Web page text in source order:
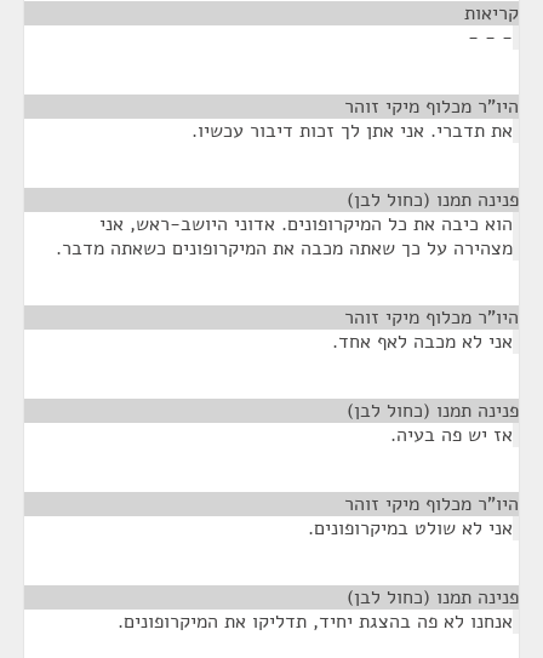
קריאות
- - -
היו"ר מכלוף מיקי זוהר
את תדברי. אני אתן לך זכות דיבור עכשיו.
פנינה תמנו (כחול לבן)
הוא כיבה את כל המיקרופונים. אדוני היושב-ראש, אני
מצהירה על כך שאתה מכבה את המיקרופונים כשאתה מדבר.
היו"ר מכלוף מיקי זוהר
אני לא מכבה לאף אחד.
פנינה תמנו (כחול לבן)
אז יש פה בעיה.
היו"ר מכלוף מיקי זוהר
אני לא שולט במיקרופונים.
פנינה תמנו (כחול לבן)
אנחנו לא פה בהצגת יחיד, תדליקו את המיקרופונים.